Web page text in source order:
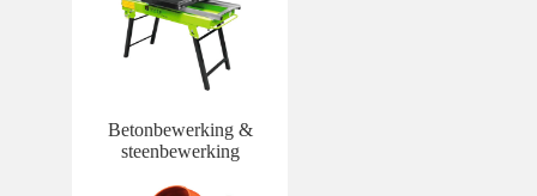
Betonbewerking &
steenbewerking